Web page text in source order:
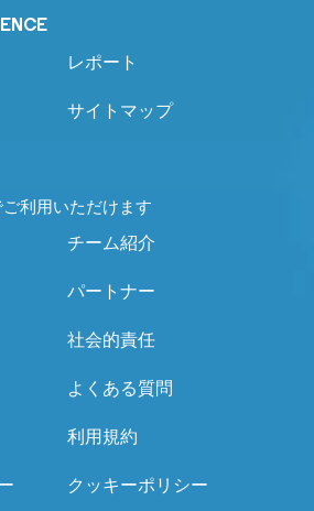
レポート
サイトマップ
利用いただけます
チーム紹介
パートナー
社会的責任
よくある質問
利用規約
クッキーポリシー